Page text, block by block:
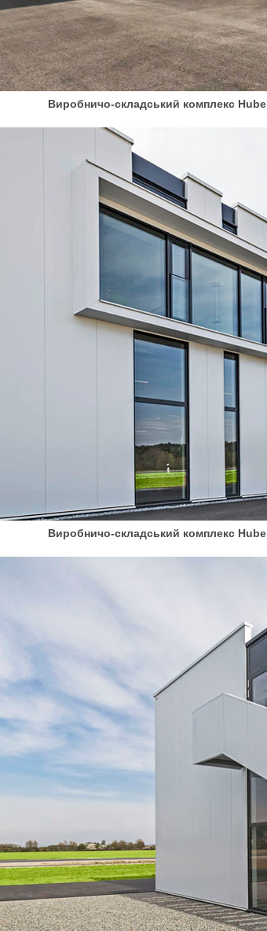
Виробничо-складський комплекс
Виробничо-складський комплекс